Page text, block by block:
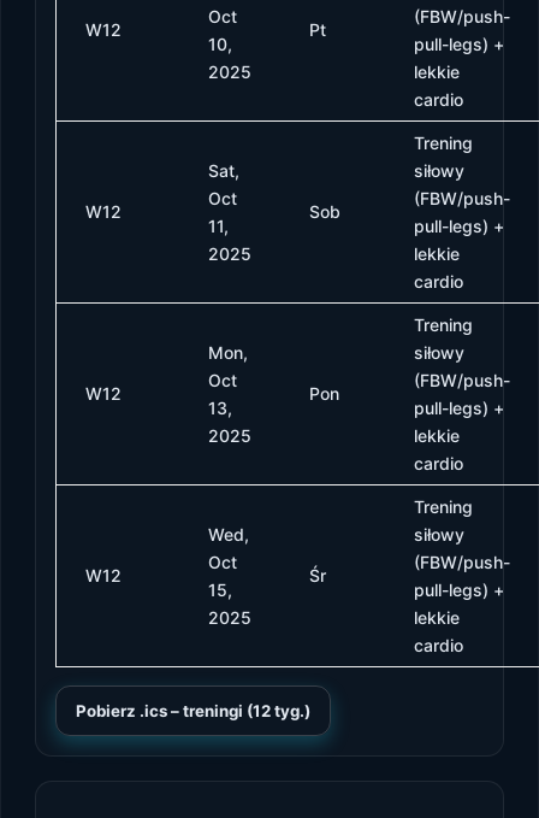
W12
Oct
10,
2025
Pt
(FBW/push-
pull-legs) +
lekkie
cardio
W12
Sat,
Oct
11,
2025
Sob
Trening
siłowy
(FBW/push-
pull-legs) +
lekkie
cardio
W12
Mon,
Oct
13,
2025
Pon
Trening
siłowy
(FBW/push-
pull-legs) +
lekkie
cardio
W12
Wed,
Oct
15,
2025
Śr
Trening
siłowy
(FBW/push-
pull-legs) +
lekkie
cardio
Pobierz .ics – treningi (12 tyg.)